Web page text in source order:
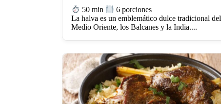
50 min
6 porciones
La halva es un emblemático dulce tradicional del
Medio Oriente, los Balcanes y la India....